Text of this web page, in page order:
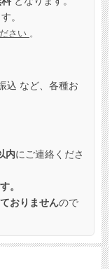
。
さい 。
込 など、各種お
内にご連絡くださ
。
おりませんので